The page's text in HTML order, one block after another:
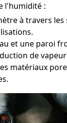
l'humidité :
à travers
et une paroi
de
matériaux